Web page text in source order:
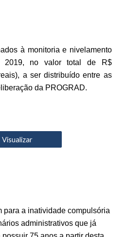
à monitoria e nivelamento
2019, no valor total de R$
a ser distribuído entre as
da PROGRAD.
Visualizar
para a inatividade compulsória
administrativos que já